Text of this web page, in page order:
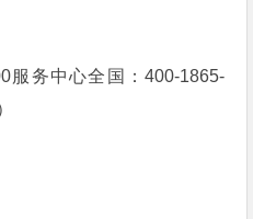
服务中心全国：400-1865-